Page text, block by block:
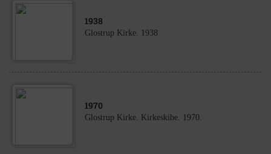
1938
Glostrup Kirke. 1938
1970
Glostrup Kirke. Kirkeskibe. 1970.